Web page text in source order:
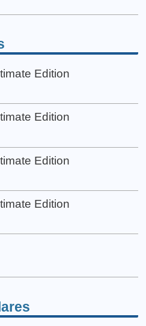
Edition
Edition
Edition
Edition